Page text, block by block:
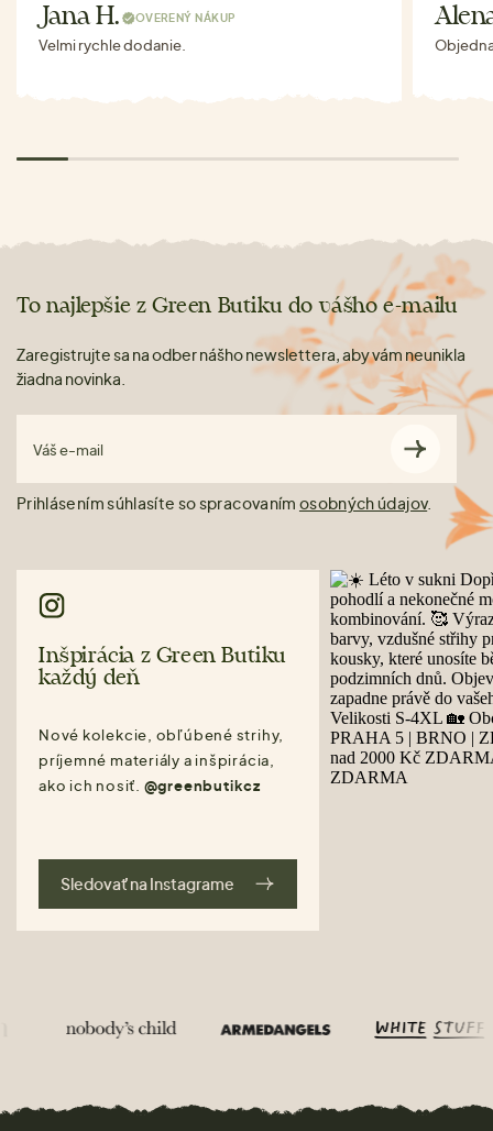
Jana H. OVERENÝ NÁKUP
Velmi rychle dodanie.
To najlepšie z Green Butiku do vášho e-mailu
Zaregistrujte sa na odber nášho newslettera, aby vám neunikla
žiadna novinka.
Váš e-mail
Prihlásením súhlasíte so spracovaním osobných údajov.
Inšpirácia z Green Butiku
každý deň
Nové kolekcie, obľúbené strihy,
príjemné materiály a inšpirácia,
ako ich nosiť. @greenbutikcz
Sledovať na Instagrame